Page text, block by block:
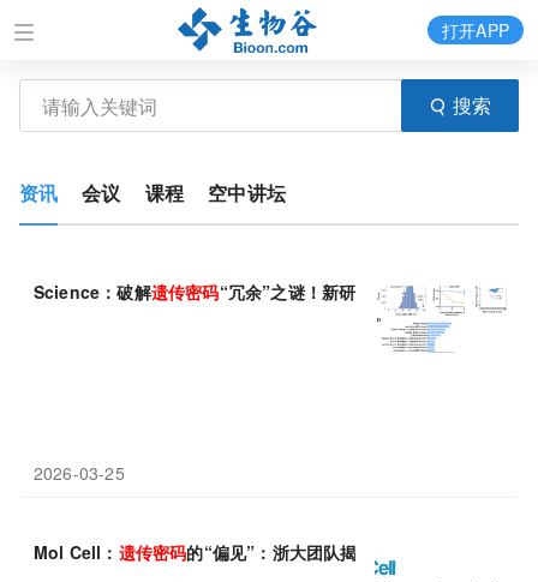
搜索
打开APP
资讯 会议 课程 空中讲坛
Science：破解遗传密码“冗余”之谜！新研究发现同义密码 子并非
2026-03-25
Mol Cell： 遗传密码的“偏见”：浙大团队揭示微蛋白注定“短命”的